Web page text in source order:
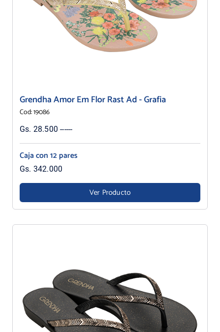
Grendha Amor Em Flor Rast Ad - Grafia
Cod: 19086
Gs. 28.500 ------
Caja con 12 pares
Gs. 342.000
Ver Producto